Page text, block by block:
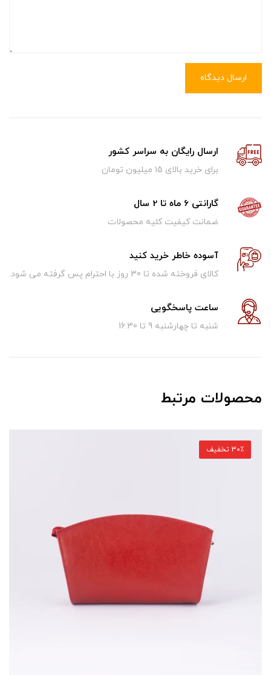
ارسال دیدگاه
ارسال رایگان به سراسر کشور
برای خرید بالای ۱5 میلیون تومان
گارانتی 6 ماه تا 2 سال
ضمانت کیفیت کلیه محصولات
آسوده خاطر خرید کنید
کالای فروخته شده تا 30 روز با احترام پس گرفته می شود.
ساعت پاسخگویی
شنبه تا چهارشنبه 9 تا 16.30
محصولات مرتبط
30٪ تخفیف